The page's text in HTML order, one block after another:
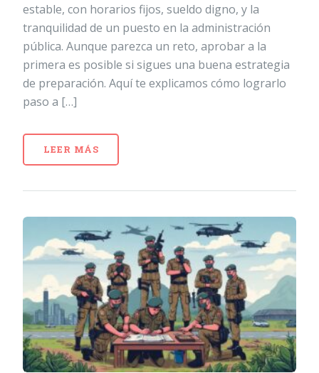
estable, con horarios fijos, sueldo digno, y la
tranquilidad de un puesto en la administración
pública. Aunque parezca un reto, aprobar a la
primera es posible si sigues una buena estrategia
de preparación. Aquí te explicamos cómo lograrlo
paso a […]
LEER MÁS